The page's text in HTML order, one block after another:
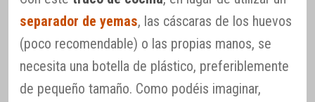
separador de yemas, las cáscaras de los huevos
(poco recomendable) o las propias manos, se
necesita una botella de plástico, preferiblemente
de pequeño tamaño. Como podéis imaginar,